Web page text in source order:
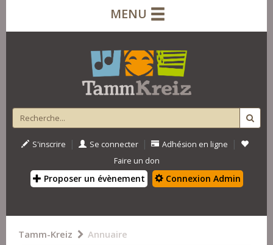
MENU
S'inscrire | Se connecter | Adhésion en ligne |
Faire un don
Proposer un évènement Connexion Admin
Tamm-Kreiz Annuaire